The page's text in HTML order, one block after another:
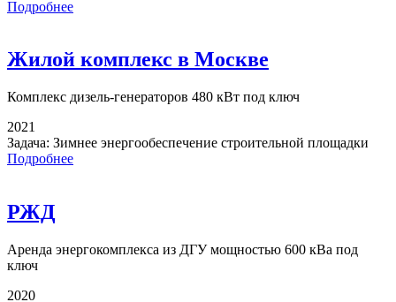
Подробнее
Жилой комплекс в Москве
Комплекс дизель-генераторов 480 кВт под ключ
2021
Задача: Зимнее энергообеспечение строительной площадки
Подробнее
РЖД
Аренда энергокомплекса из ДГУ мощностью 600 кВа под
ключ
2020